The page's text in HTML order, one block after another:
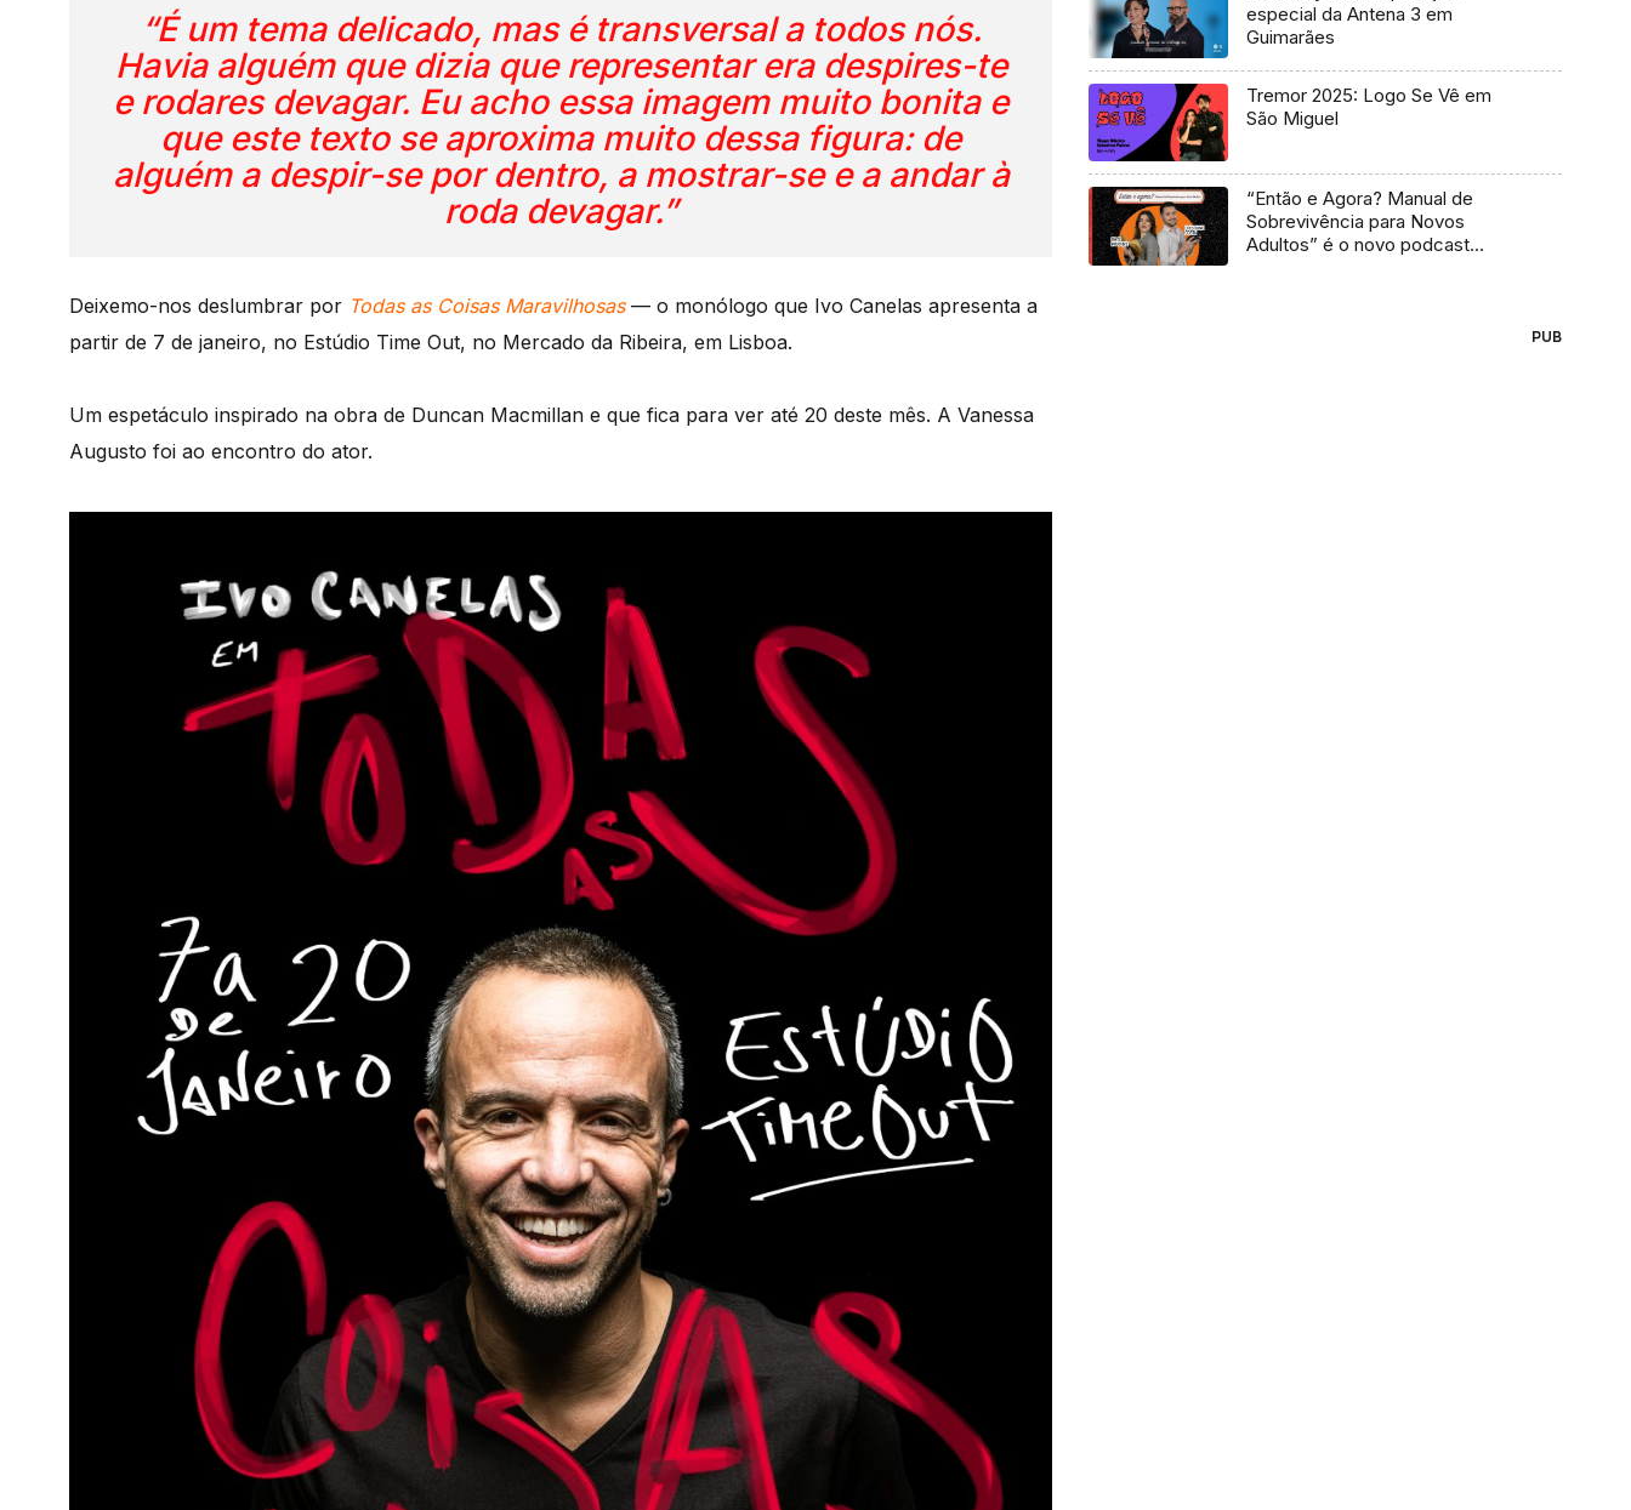
“É um tema delicado, mas é transversal a todos nós.
Havia alguém que dizia que representar era despires-te
e rodares devagar. Eu acho essa imagem muito bonita e
que este texto se aproxima muito dessa figura: de
alguém a despir-se por dentro, a mostrar-se e a andar à
roda devagar.”
Deixemo-nos deslumbrar por Todas as Coisas Maravilhosas— o monólogo que Ivo Canelas apresenta a
partir de 7 de janeiro, no Estúdio Time Out, no Mercado da Ribeira, em Lisboa.
Um espetáculo inspirado na obra de Duncan Macmillan e que fica para ver até 20 deste mês. A Vanessa
Augusto foi ao encontro do ator.
especial da Antena 3 em
Guimarães
Tremor 2025: Logo Se Vê em
São Miguel
“Então e Agora? Manual de
Sobrevivência para Novos
Adultos” é o novo podcast
PUB